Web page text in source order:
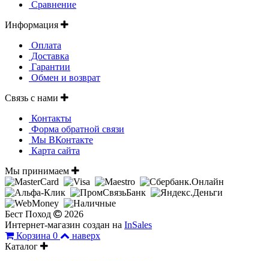
Сравнение
Информация
Оплата
Доставка
Гарантии
Обмен и возврат
Связь с нами
Контакты
Форма обратной связи
Мы ВКонтакте
Карта сайта
Мы принимаем
Бест Поход
2026
Интернет-магазин создан на InSales
Корзина 0
наверх
Каталог